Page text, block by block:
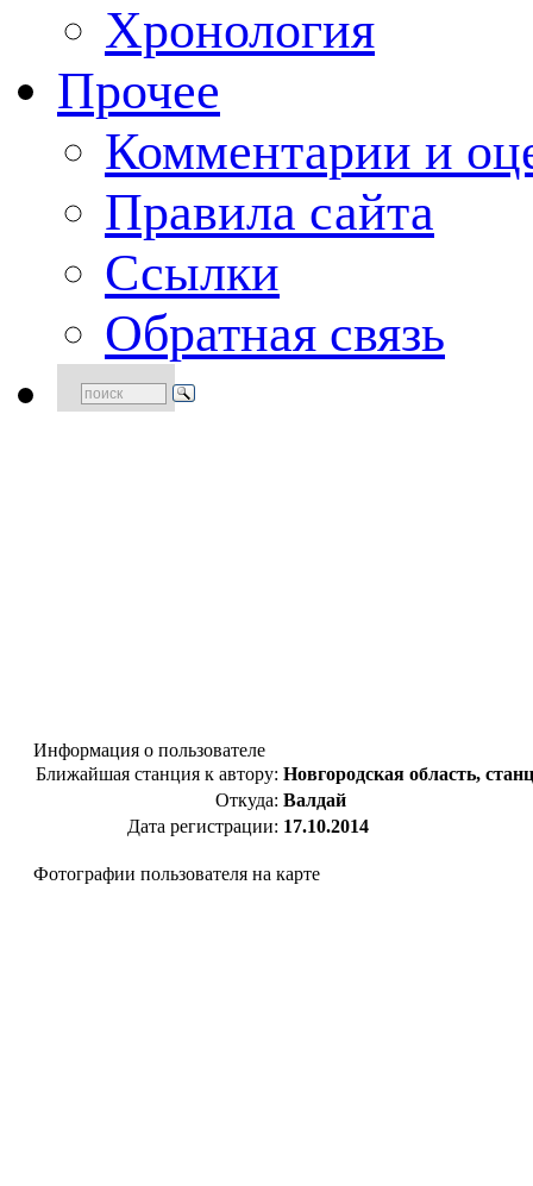
Хронология
Прочее
Комментарии и
Правила сайта
Ссылки
Обратная связь
Информация о пользователе
Ближайшая станция к автору: Новгородская область,
Откуда: Валдай
Дата регистрации: 17.10.2014
Фотографии пользователя на карте